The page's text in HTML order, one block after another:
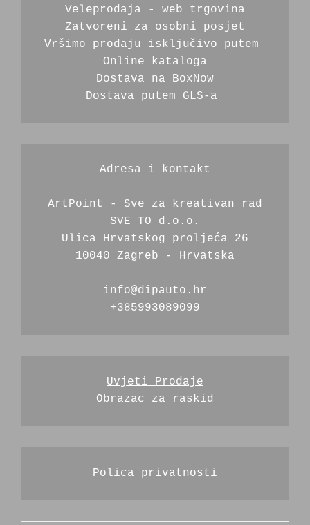
Veleprodaja - web trgovina
Zatvoreni za osobni posjet
Vršimo prodaju isključivo putem
Online kataloga
Dostava na BoxNow
Dostava putem GLS-a
Adresa i kontakt
ArtPoint - Sve za kreativan rad
SVE TO d.o.o.
Ulica Hrvatskog proljeća 26
10040 Zagreb - Hrvatska
info@dipauto.hr
+385993089099
Uvjeti Prodaje
Obrazac za raskid
Polica privatnosti